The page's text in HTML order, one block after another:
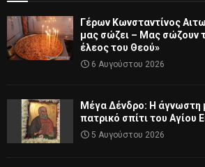
Γέρων Κωνσταντίνος
μας σώζει – Μας σώζουν
έλεος του Θεού»
6 Αυγούστου 2026
Μέγα Δένδρο: Η άγνωστη
πατρικό σπίτι του Αγίου
5 Αυγούστου 2026